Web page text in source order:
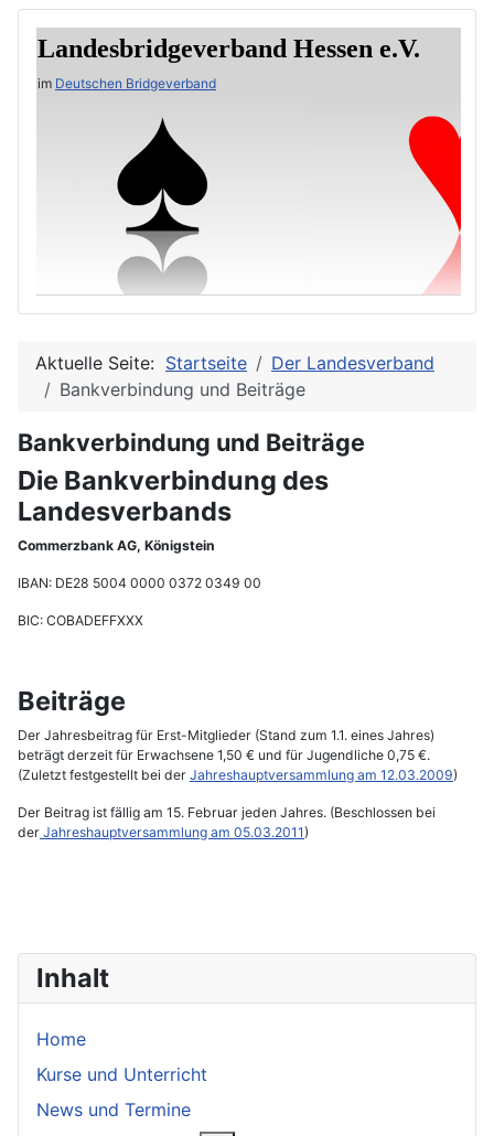
Landesbridgeverband Hessen e.V.
im Deutschen Bridgeverband
Inhalt
Home
Kurse und Unterricht
News und Termine
Aktuelle Seite: Startseite
Der Landesverband
Bankverbindung und Beiträge
Bankverbindung und Beiträge
Die Bankverbindung des
Landesverbands
Commerzbank AG, Königstein
IBAN: DE28 5004 0000 0372 0349 00
BIC: COBADEFFXXX
Beiträge
Der Jahresbeitrag für Erst-Mitglieder (Stand zum 1.1. eines Jahres)
beträgt derzeit für Erwachsene 1,50 € und für Jugendliche 0,75 €.
(Zuletzt festgestellt bei der Jahreshauptversammlung am 12.03.2009)
Der Beitrag ist fällig am 15. Februar jeden Jahres. (Beschlossen bei
der Jahreshauptversammlung am 05.03.2011)